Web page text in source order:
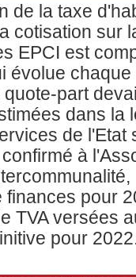
de la taxe
cotisation sur
EPCI est
évolue
part
dans la
de
confirmé à
finances pour
TVA versées
pour